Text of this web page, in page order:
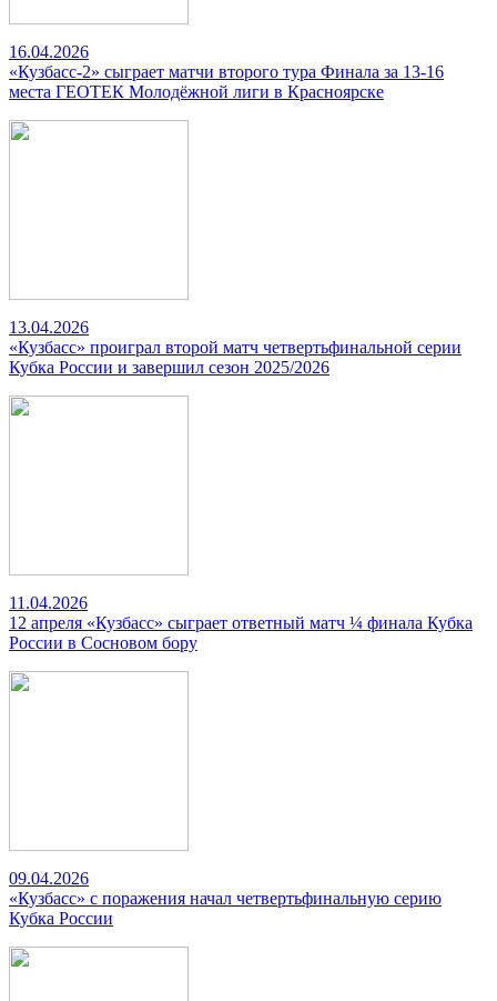
16.04.2026
«Кузбасс-2» сыграет матчи второго тура Финала за 13-16
места ГЕОТЕК Молодёжной лиги в Красноярске
13.04.2026
«Кузбасс» проиграл второй матч четвертьфинальной серии
Кубка России и завершил сезон 2025/2026
11.04.2026
12 апреля «Кузбасс» сыграет ответный матч ¼ финала Кубка
России в Сосновом бору
09.04.2026
«Кузбасс» с поражения начал четвертьфинальную серию
Кубка России